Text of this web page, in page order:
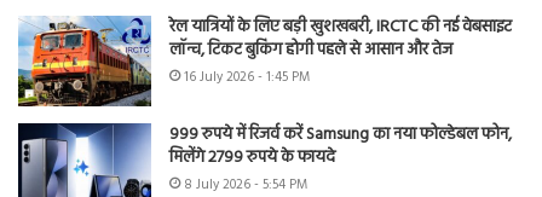
रेल यात्रियों के लिए बड़ी खुशखबरी, IRCTC की नई वेबसाइट
लॉन्च, टिकट बुकिंग होगी पहले से आसान और तेज
16 July 2026 - 1:45 PM
999 रुपये में रिजर्व करें Samsung का नया फोल्डेबल फोन,
मिलेंगे 2799 रुपये के फायदे
8 July 2026 - 5:54 PM